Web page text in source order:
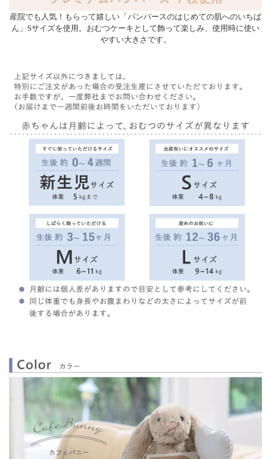
産院でも人気！もらって嬉しい「パンパースのはじめての肌へのいちば
ん」Sサイズを使用。おむつケーキとして飾って楽しみ、使用時に使い
やすい大きさです。